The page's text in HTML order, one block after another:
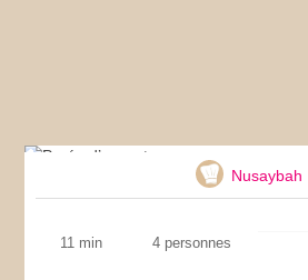
Nusaybah
11 min 4 personnes